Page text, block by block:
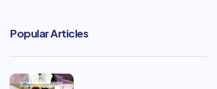
Popular Articles